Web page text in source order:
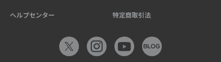
ヘルプセンター 特定商取引法